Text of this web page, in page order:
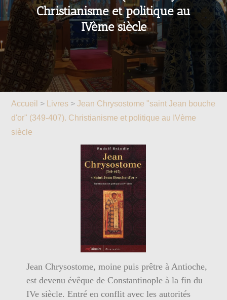
Christianisme et politique au
IVème siècle
Accueil > Livres >Jean Chrysostome "saint Jean bouche
d'or" (349-407). Christianisme et politique au IVème
siècle
Jean Chrysostome, moine puis prêtre à Antioche,
est devenu évêque de Constantinople à la fin du
IVe siècle. Entré en conflit avec les autorités